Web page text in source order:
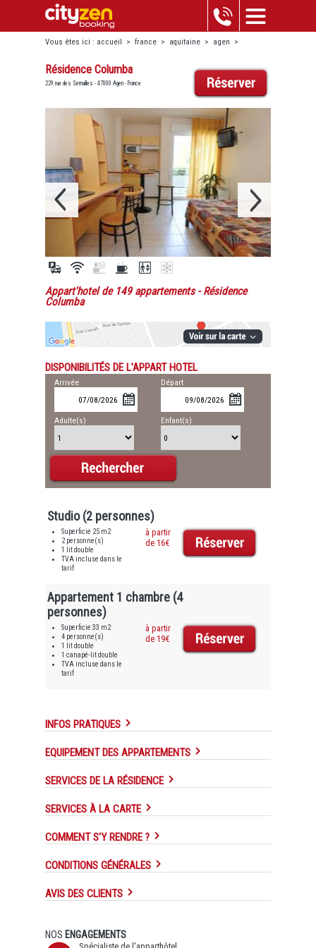
Vous êtes ici : accueil > france > aquitaine > agen >
résidence columba
Résidence Columba
229 rue des Semailles - 47000 Agen - France
Appart'hotel de 149 appartements- Résidence
Columba
DISPONIBILITÉS DE L'APPART HOTEL
Arrivée Départ
Adulte(s) Enfant(s)
Studio (2 personnes)
Superficie 25 m2
2 personne(s)
1 lit double
TVA incluse dans le
tarif
à partir
de 16€
Appartement 1 chambre (4
personnes)
Superficie 33 m2
4 personne(s)
1 lit double
1 canapé-lit double
TVA incluse dans le
tarif
à partir
de 19€
INFOS PRATIQUES
EQUIPEMENT DES APPARTEMENTS
SERVICES DE LA RÉSIDENCE
SERVICES À LA CARTE
COMMENT S'Y RENDRE ?
CONDITIONS GÉNÉRALES
AVIS DES CLIENTS
NOS ENGAGEMENTS